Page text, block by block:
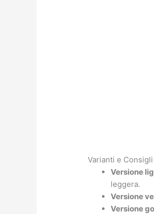
Varianti e Consigli
Versione
leggera.
Versione
Versione